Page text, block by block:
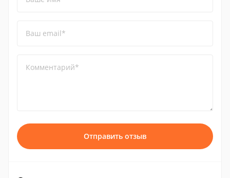
Ваш email*
Комментарий*
Отправить отзыв